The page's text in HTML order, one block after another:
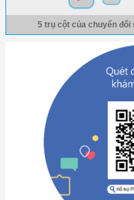
5 trụ cột của chuyển